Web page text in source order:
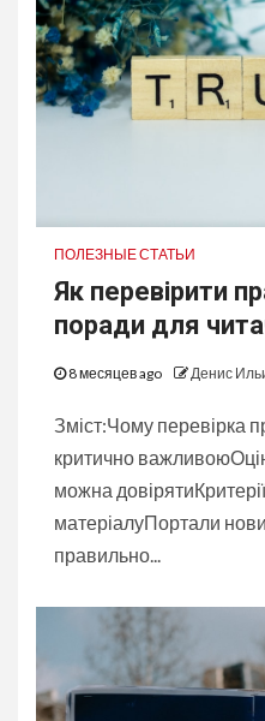
ПОЛЕЗНЫЕ СТАТЬИ
Як перевірити
поради для
8 месяцев ago Денис
Зміст:Чому перевірка
критично
можна
матеріалуПортали
правильно...